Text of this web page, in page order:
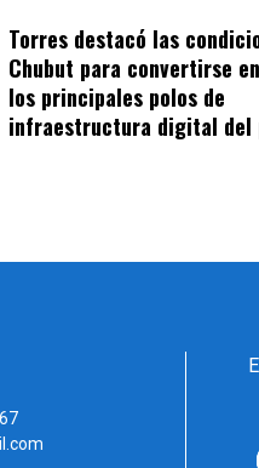
Torres destacó las
Chubut para convertirse
los principales polos de
infraestructura digital del